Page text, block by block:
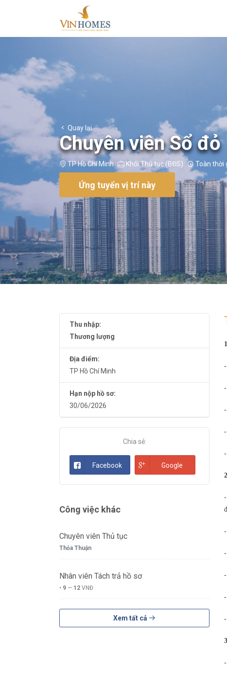
Quay lại
Chuyên viên Sổ đỏ
TP Hồ Chí Minh Khối Thủ tục (BĐS) Toàn thời
Ứng tuyển vị trí này
Thu nhập:
Thương lượng
Địa điểm:
TP Hồ Chí Minh
Hạn nộp hồ sơ:
30/06/2026
Chia sẻ:
Facebook Google
Công việc khác
Chuyên viên Thủ tục
Thỏa Thuận
Nhân viên Tách trả hồ sơ
• 9 — 12 VNĐ
Xem tất cả